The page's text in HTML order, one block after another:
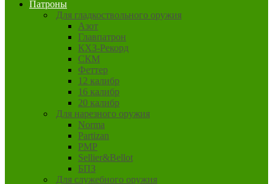
Патроны
Для гладкоствольного оружия
Азот
Главпатрон
КХЗ-Рекорд
СКМ
Феттер
12 калибр
16 калибр
20 калибр
Для нарезного оружия
Norma
Partizan
PMP
Sellier&Bellot
БПЗ
Для служебного оружия